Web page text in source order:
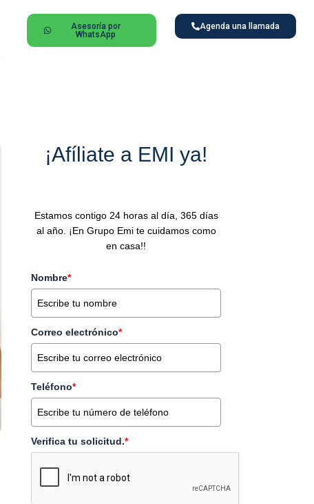
Asesoría por
WhatsApp
Agenda una llamada
¡Afíliate a EMI ya!
Estamos contigo 24 horas al día, 365 días
al año. ¡En Grupo Emi te cuidamos como
en casa!!
Nombre*
Correo electrónico*
Teléfono*
Verifica tu solicitud.*